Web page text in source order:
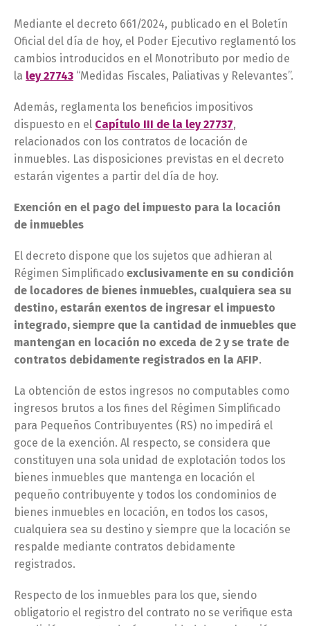
Mediante el decreto 661/2024, publicado en el Boletín
Oficial del día de hoy, el Poder Ejecutivo reglamentó los
cambios introducidos en el Monotributo por medio de
la ley 27743 “Medidas Fiscales, Paliativas y Relevantes”.
Además, reglamenta los beneficios impositivos
dispuesto en el Capítulo III de la ley 27737,
relacionados con los contratos de locación de
inmuebles. Las disposiciones previstas en el decreto
estarán vigentes a partir del día de hoy.
Exención en el pago del impuesto para la locación
de inmuebles
El decreto dispone que los sujetos que adhieran al
Régimen Simplificado exclusivamente en su condición
de locadores de bienes inmuebles, cualquiera sea su
destino, estarán exentos de ingresar el impuesto
integrado, siempre que la cantidad de inmuebles que
mantengan en locación no exceda de 2 y se trate de
contratos debidamente registrados en la AFIP.
La obtención de estos ingresos no computables como
ingresos brutos a los fines del Régimen Simplificado
para Pequeños Contribuyentes (RS) no impedirá el
goce de la exención. Al respecto, se considera que
constituyen una sola unidad de explotación todos los
bienes inmuebles que mantenga en locación el
pequeño contribuyente y todos los condominios de
bienes inmuebles en locación, en todos los casos,
cualquiera sea su destino y siempre que la locación se
respalde mediante contratos debidamente
registrados.
Respecto de los inmuebles para los que, siendo
obligatorio el registro del contrato no se verifique esta